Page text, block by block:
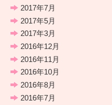
2017年7月
2017年5月
2017年3月
2016年12月
2016年11月
2016年10月
2016年8月
2016年7月